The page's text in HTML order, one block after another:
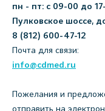
пн - пт: с 09-00 до
Пулковское шоссе,
8 (812) 600-47-12
Почта для связи:
info@cdmed.ru
Пожелания и
отправить на